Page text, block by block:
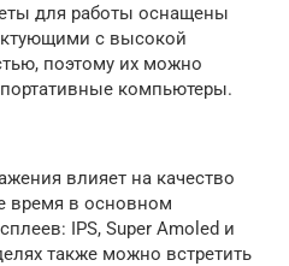
для работы оснащены
с высокой
поэтому их можно
компьютеры.
влияет на качество
время в основном
IPS, Super Amoled и
также можно встретить